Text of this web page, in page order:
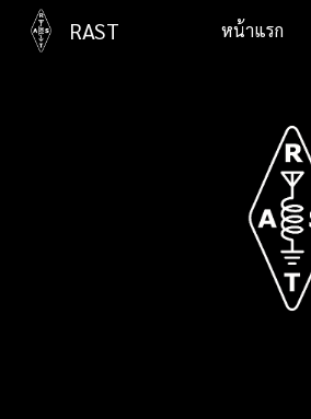
RAST หน้าแรก